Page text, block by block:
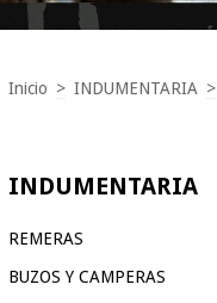
Inicio > INDUMENTARIA >
INDUMENTARIA
REMERAS
BUZOS Y CAMPERAS